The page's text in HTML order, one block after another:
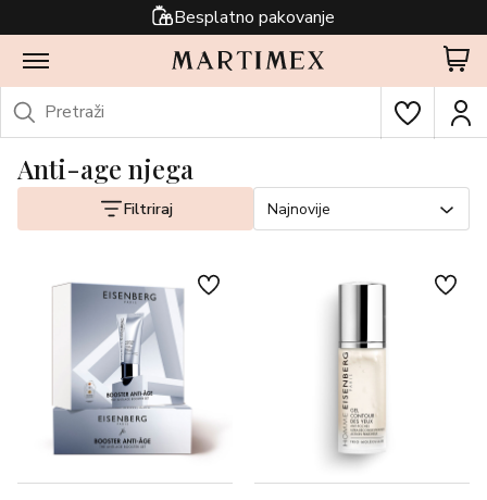
Besplatno pakovanje
Anti-age njega
Filtriraj Najnovije